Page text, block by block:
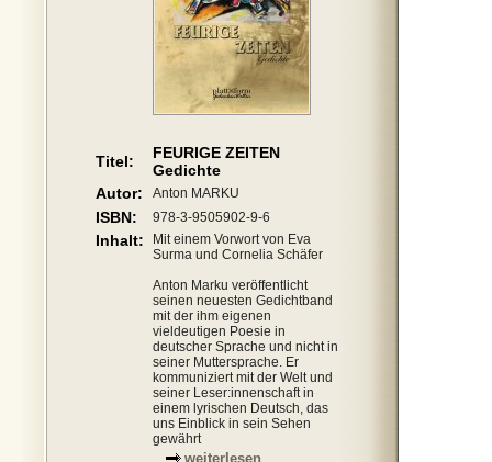
Titel:
FEURIGE ZEITEN
Gedichte
Autor:
Anton MARKU
ISBN: 978-3-9505902-9-6
Inhalt:
Mit einem Vorwort von Eva
Surma und Cornelia Schäfer
Anton Marku veröffentlicht
seinen neuesten Gedichtband
mit der ihm eigenen
vieldeutigen Poesie in
deutscher Sprache und nicht in
seiner Muttersprache. Er
kommuniziert mit der Welt und
seiner Leser:innenschaft in
einem lyrischen Deutsch, das
uns Einblick in sein Sehen
gewährt
weiterlesen